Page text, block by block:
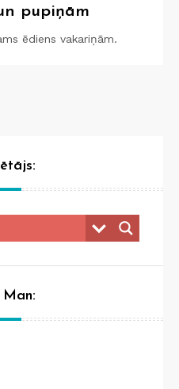
pupiņām
ēdiens vakariņām.
Man: